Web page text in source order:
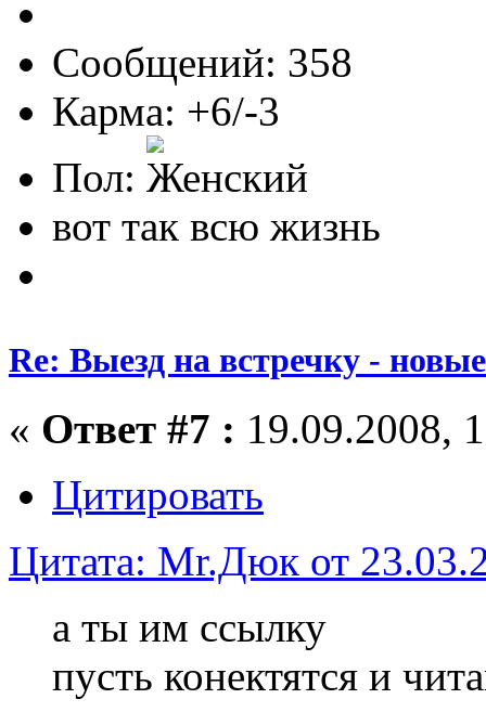
Сообщений: 358
Карма: +6/-3
Пол:
вот так всю жизнь
Re: Выезд на встречку -
« Ответ #7 : 19.09.2008,
Цитировать
Цитата: Mr.Дюк от
а ты им ссылку
пусть конектятся и